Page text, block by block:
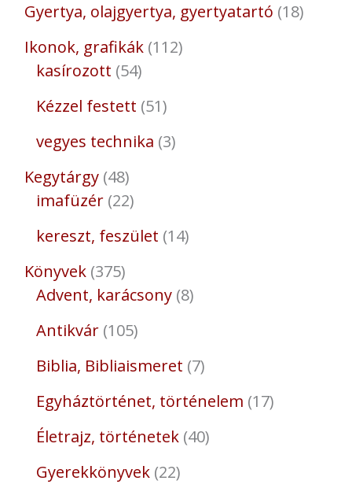
Gyertya, olajgyertya, gyertyatartó 18
Ikonok, grafikák 112
kasírozott 54
Kézzel festett 51
vegyes technika 3
Kegytárgy 48
imafüzér 22
kereszt, feszület 14
Könyvek 375
Advent, karácsony 8
Antikvár 105
Biblia, Bibliaismeret 7
Egyháztörténet, történelem 17
Életrajz, történetek 40
Gyerekkönyvek 22